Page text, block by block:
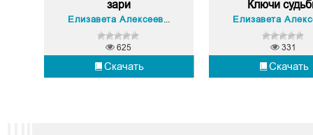
зари
Елизавета Алексеевна Дворецкая
Скачать
625
Ключи
Скачать
331